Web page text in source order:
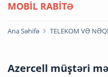
MOBİL RABİTƏ
Ana Səhifə TELEKOM VƏ
Azercell müştəri